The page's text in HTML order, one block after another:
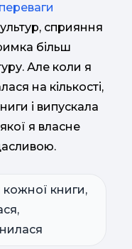
сприяння
більш
Але коли я
на кількості,
і випускала
я власне
кожної книги,